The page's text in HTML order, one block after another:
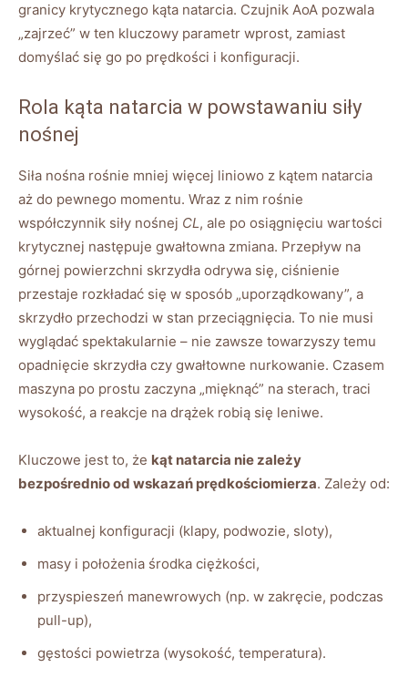
granicy krytycznego kąta natarcia. Czujnik AoA pozwala
„zajrzeć” w ten kluczowy parametr wprost, zamiast
domyślać się go po prędkości i konfiguracji.
Rola kąta natarcia w powstawaniu siły
nośnej
Siła nośna rośnie mniej więcej liniowo z kątem natarcia
aż do pewnego momentu. Wraz z nim rośnie
współczynnik siły nośnej CL, ale po osiągnięciu wartości
krytycznej następuje gwałtowna zmiana. Przepływ na
górnej powierzchni skrzydła odrywa się, ciśnienie
przestaje rozkładać się w sposób „uporządkowany”, a
skrzydło przechodzi w stan przeciągnięcia. To nie musi
wyglądać spektakularnie – nie zawsze towarzyszy temu
opadnięcie skrzydła czy gwałtowne nurkowanie. Czasem
maszyna po prostu zaczyna „mięknąć” na sterach, traci
wysokość, a reakcje na drążek robią się leniwe.
Kluczowe jest to, że kąt natarcia nie zależy
bezpośrednio od wskazań prędkościomierza. Zależy od:
aktualnej konfiguracji (klapy, podwozie, sloty),
masy i położenia środka ciężkości,
przyspieszeń manewrowych (np. w zakręcie, podczas
pull-up),
gęstości powietrza (wysokość, temperatura).